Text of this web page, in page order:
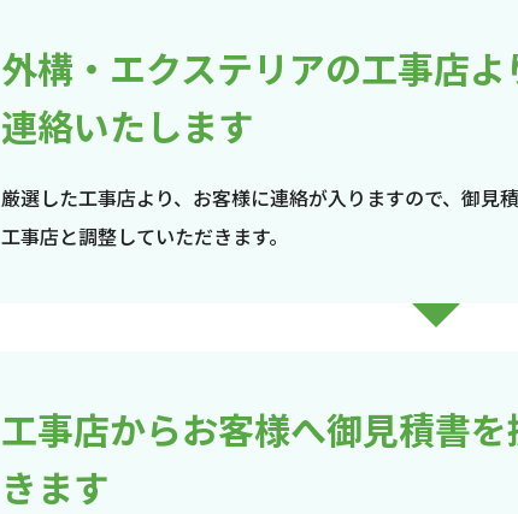
外構・エクステリアの工事店
連絡いたします
厳選した工事店より、お客様に連絡が入りますので、御見
工事店と調整していただきます。
工事店からお客様へ御見積書
きます